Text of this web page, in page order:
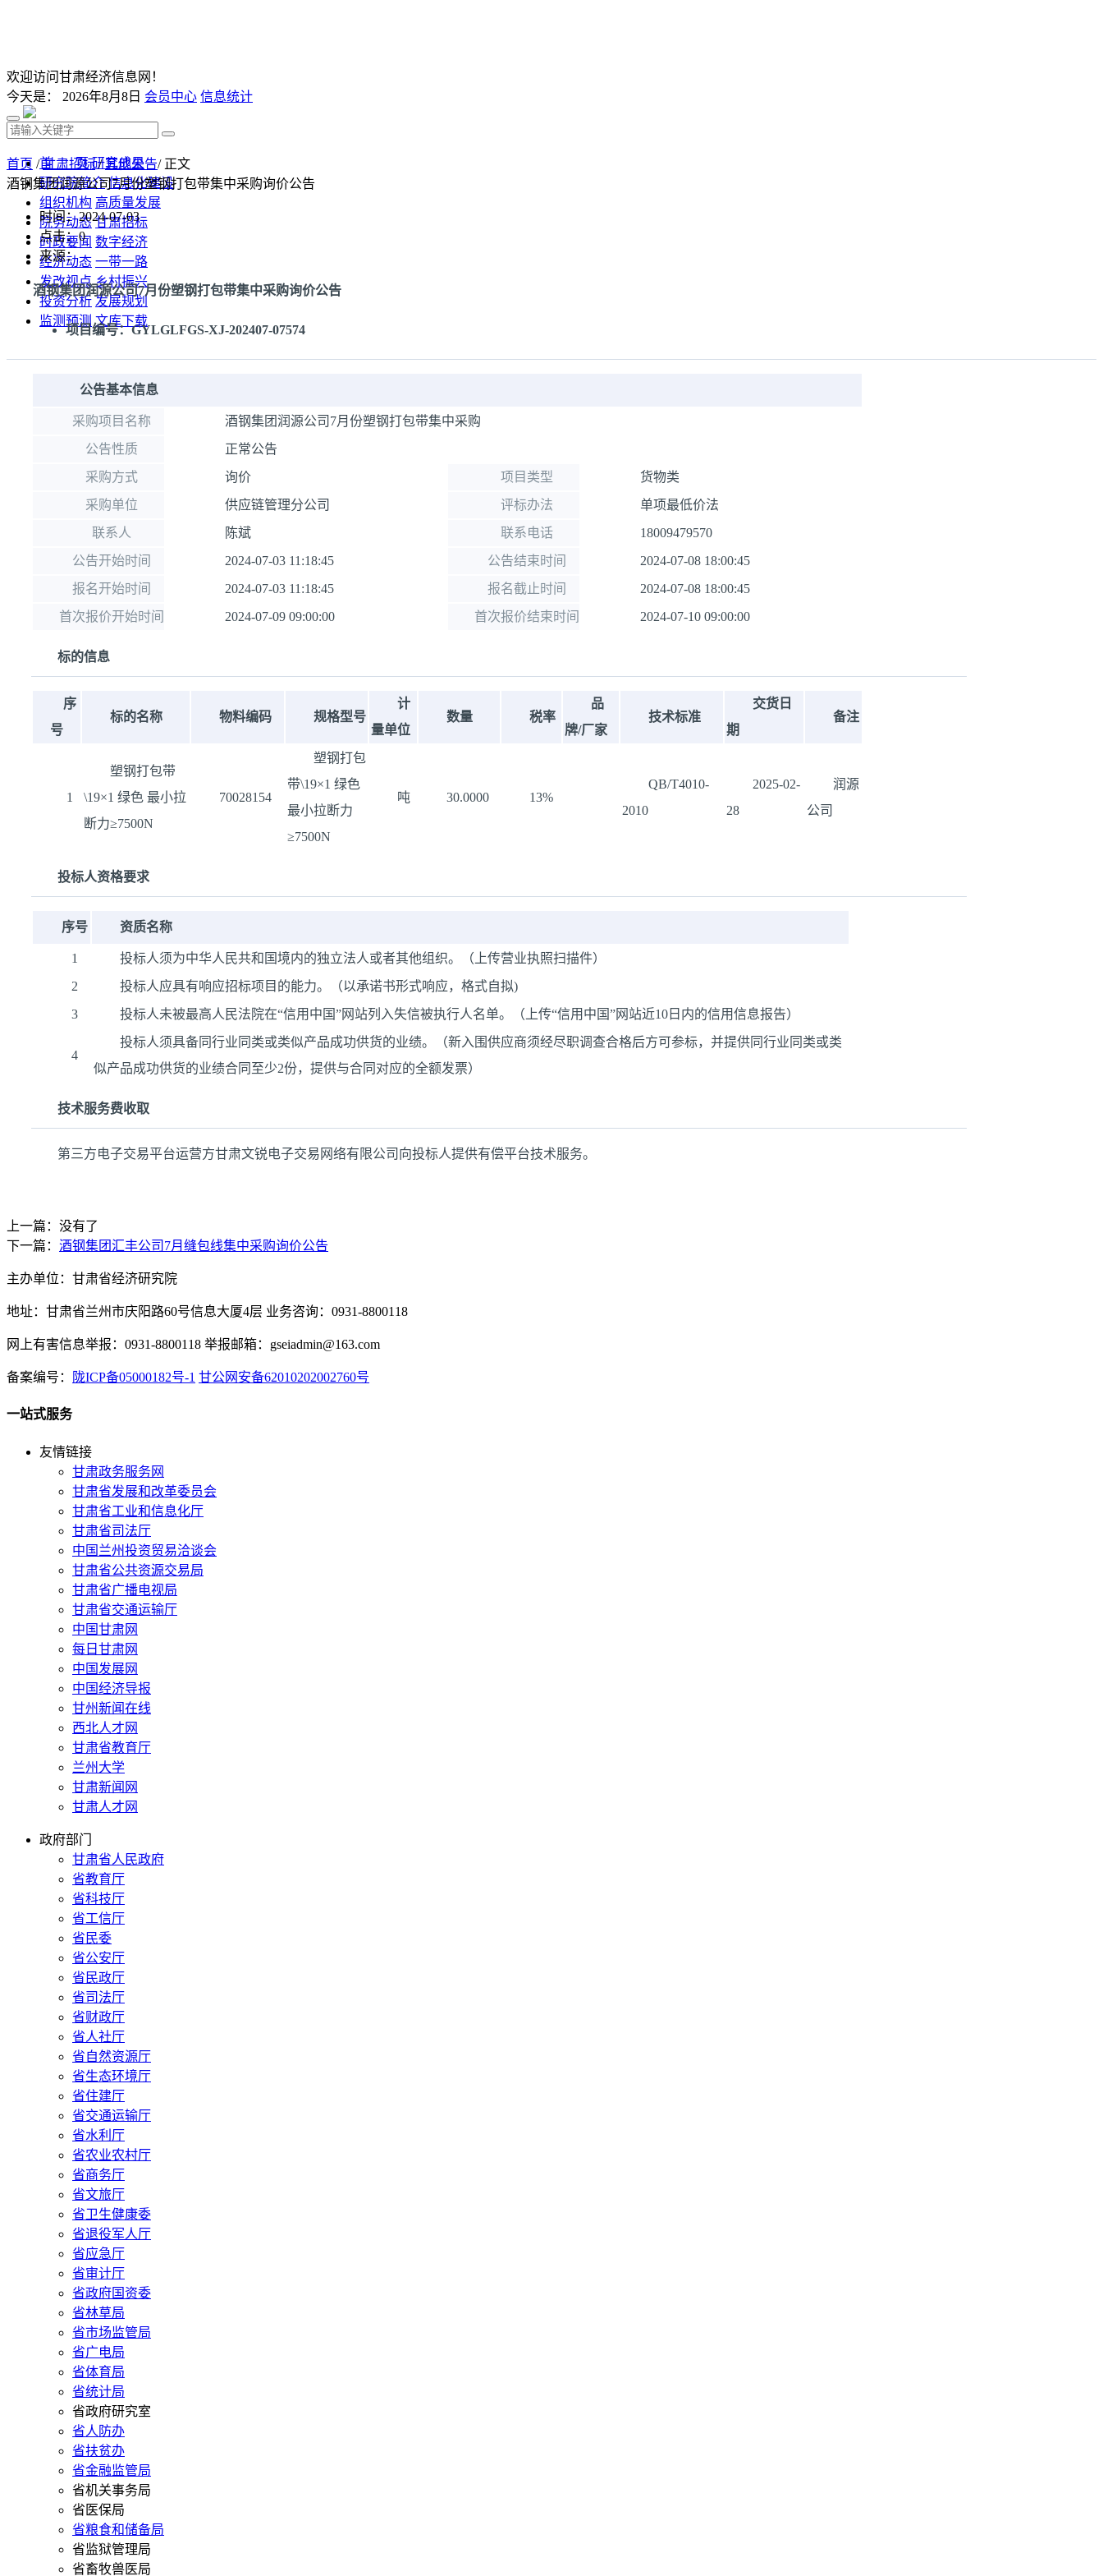
欢迎访问甘肃经济信息网！
今天是： 2026年8月8日 会员中心 信息统计
首 页 研究成果
研究院简介 信息化建设
组织机构 高质量发展
院务动态 甘肃招标
时政要闻 数字经济
经济动态 一带一路
发改视点 乡村振兴
投资分析 发展规划
监测预测 文库下载
首页 /甘肃招标/其他公告/ 正文
酒钢集团润源公司7月份塑钢打包带集中采购询价公告
时间：2024-07-03
点击：0
来源：
酒钢集团润源公司7月份塑钢打包带集中采购询价公告
项目编号：GYLGLFGS-XJ-202407-07574
公告基本信息
采购项目名称
酒钢集团润源公司7月份塑钢打包带集中采购
公告性质
正常公告
采购方式
询价 项目类型
货物类
采购单位
供应链管理分公司 评标办法
单项最低价法
联系人
陈斌 联系电话
18009479570
公告开始时间
2024-07-03 11:18:45 公告结束时间
2024-07-08 18:00:45
报名开始时间
2024-07-03 11:18:45 报名截止时间
2024-07-08 18:00:45
首次报价开始时间
2024-07-09 09:00:00 首次报价结束时间 2024-07-10 09:00:00
标的信息
序
号
标的名称 物料编码 规格型号
计
量单位
数量 税率
品
牌/厂家
技术标准
交货日
期
备注
1
塑钢打包带
\19×1 绿色 最小拉
断力≥7500N
70028154
塑钢打包
带\19×1 绿色
最小拉断力
≥7500N
吨 30.0000 13%
QB/T4010-
2010
2025-02-
28
润源
公司
投标人资格要求
序号 资质名称
1
投标人须为中华人民共和国境内的独立法人或者其他组织。（上传营业执照扫描件）
2
投标人应具有响应招标项目的能力。（以承诺书形式响应，格式自拟)
3
投标人未被最高人民法院在“信用中国”网站列入失信被执行人名单。（上传“信用中国”网站近10日内的信用信息报告）
4
投标人须具备同行业同类或类似产品成功供货的业绩。（新入围供应商须经尽职调查合格后方可参标，并提供同行业同类或类
似产品成功供货的业绩合同至少2份，提供与合同对应的全额发票）
技术服务费收取
第三方电子交易平台运营方甘肃文锐电子交易网络有限公司向投标人提供有偿平台技术服务。
上一篇：没有了
下一篇： 酒钢集团汇丰公司7月缝包线集中采购询价公告
主办单位：甘肃省经济研究院
地址：甘肃省兰州市庆阳路60号信息大厦4层 业务咨询：0931-8800118
网上有害信息举报：0931-8800118 举报邮箱：gseiadmin@163.com
备案编号： 陇ICP备05000182号-1 甘公网安备62010202002760号
一站式服务
友情链接
甘肃政务服务网
甘肃省发展和改革委员会
甘肃省工业和信息化厅
甘肃省司法厅
中国兰州投资贸易洽谈会
甘肃省公共资源交易局
甘肃省广播电视局
甘肃省交通运输厅
中国甘肃网
每日甘肃网
中国发展网
中国经济导报
甘州新闻在线
西北人才网
甘肃省教育厅
兰州大学
甘肃新闻网
甘肃人才网
政府部门
甘肃省人民政府
省教育厅
省科技厅
省工信厅
省民委
省公安厅
省民政厅
省司法厅
省财政厅
省人社厅
省自然资源厅
省生态环境厅
省住建厅
省交通运输厅
省水利厅
省农业农村厅
省商务厅
省文旅厅
省卫生健康委
省退役军人厅
省应急厅
省审计厅
省政府国资委
省林草局
省市场监管局
省广电局
省体育局
省统计局
省政府研究室
省人防办
省扶贫办
省金融监管局
省机关事务局
省医保局
省粮食和储备局
省监狱管理局
省畜牧兽医局